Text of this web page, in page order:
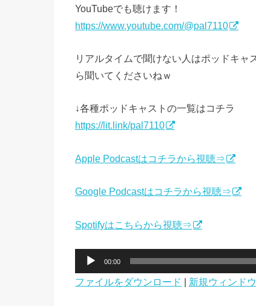
YouTubeでも聴けます！
https://www.youtube.com/@pal7110
リアルタイムで聞けない人はポッドキ
ら聞いてくださいねｗ
↓各種ポッドキャストの一覧はコチラ
https://lit.link/pal7110
Apple Podcastはコチラから視聴⇒
Google Podcastはコチラから視聴⇒
Spotifyはこちらから視聴⇒
プ
00:00
ファイルをダウンロード | 新規ウィンド